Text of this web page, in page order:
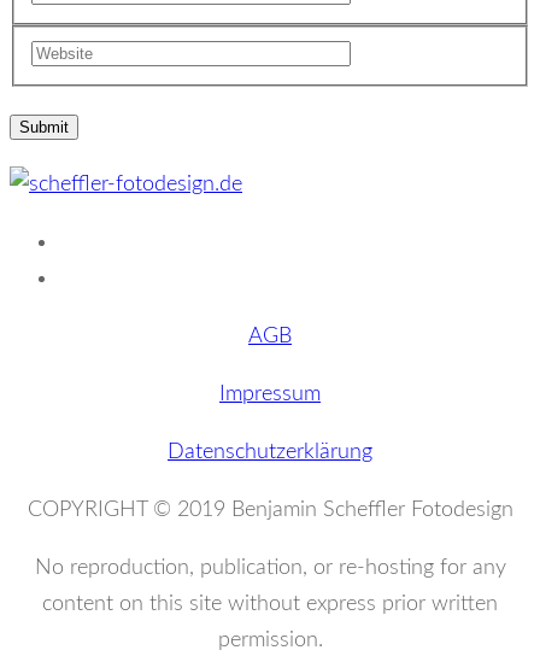
AGB
Impressum
Datenschutzerklärung
COPYRIGHT © 2019 Benjamin Scheffler Fotodesign
No reproduction, publication, or re-hosting for any
content on this site without express prior written
permission.